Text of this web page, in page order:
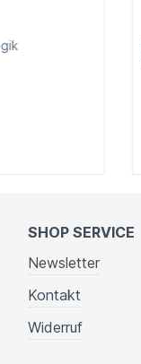
SHOP SERVICE
Newsletter
Kontakt
Widerruf